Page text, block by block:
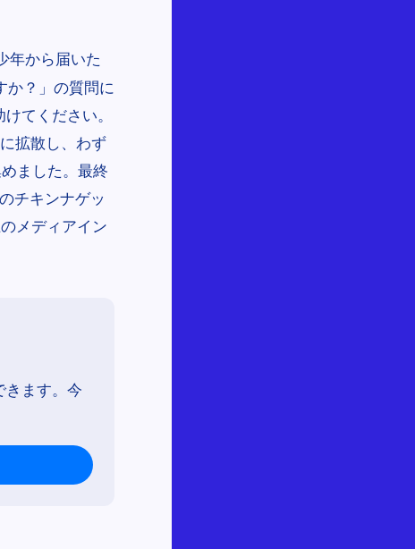
年から届いた
か？」の質問に
てください。
拡散し、わず
ました。最終
チキンナゲッ
メディアイン
きます。今